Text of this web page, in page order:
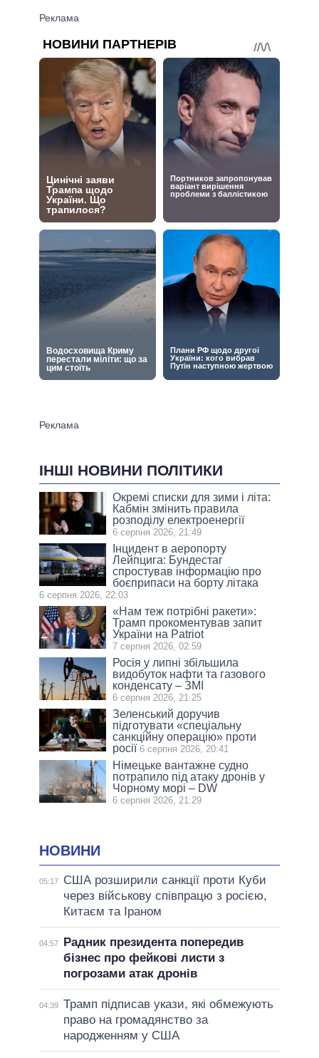
ІНШІ НОВИНИ ПОЛІТИКИ
Окремі списки для зими і літа:
Кабмін змінить правила
розподілу електроенергії
6 серпня 2026, 21:49
Інцидент в аеропорту
Лейпцига: Бундестаг
спростував інформацію про
боєприпаси на борту літака
6 серпня 2026, 22:03
«Нам теж потрібні ракети»:
Трамп прокоментував запит
України на Patriot
7 серпня 2026, 02:59
Росія у липні збільшила
видобуток нафти та газового
конденсату – ЗМІ
6 серпня 2026, 21:25
Зеленський доручив
підготувати «спеціальну
санкційну операцію» проти
росії 6 серпня 2026, 20:41
Німецьке вантажне судно
потрапило під атаку дронів у
Чорному морі – DW
6 серпня 2026, 21:29
НОВИНИ
05:17
США розширили санкції проти Куби
через військову співпрацю з росією,
Китаєм та Іраном
04:57
Радник президента попередив
бізнес про фейкові листи з
погрозами атак дронів
04:39 Трамп підписав укази, які обмежують
право на громадянство за
народженням у США